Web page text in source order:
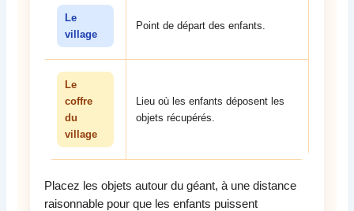
Le
village
Point de départ des enfants.
Le
coffre
du
village
Lieu où les enfants déposent les
objets récupérés.
Placez les objets autour du géant, à une distance
raisonnable pour que les enfants puissent